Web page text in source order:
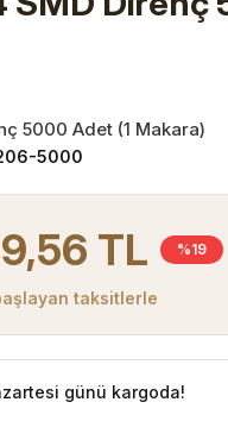
5000 Adet (1 Makara)
5000
TL %19
taksitlerle
günü kargoda!